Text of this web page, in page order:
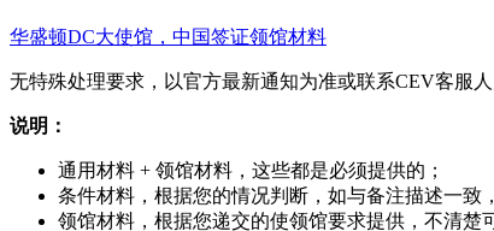
华盛顿DC大使馆，中国签证领馆材料
无特殊处理要求，以官方最新通知为准或联系CEV客服人
说明：
通用材料 + 领馆材料，这些都是必须提供的；
条件材料，根据您的情况判断，如与备注描述一致
领馆材料，根据您递交的使领馆要求提供，不清楚